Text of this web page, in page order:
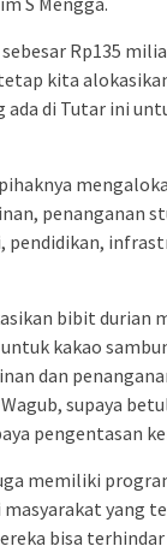
Rp135
kita
di Tutar ini
penanganan
pendidikan,
bibit durian
kakao
dan
supaya
pengentasan
memiliki
masyarakat yang
bisa